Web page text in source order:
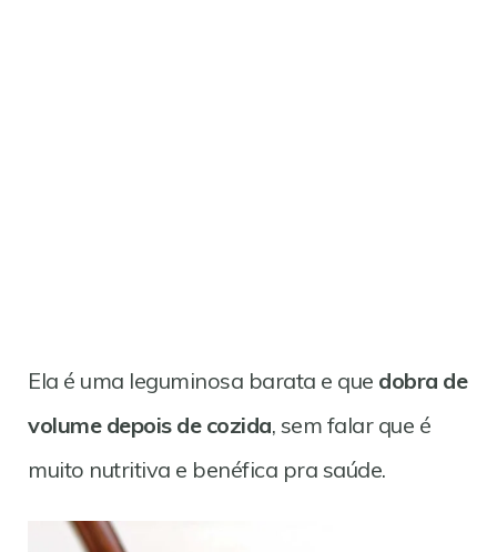
Ela é uma leguminosa barata e que dobra de
volume depois de cozida, sem falar que é
muito nutritiva e benéfica pra saúde.